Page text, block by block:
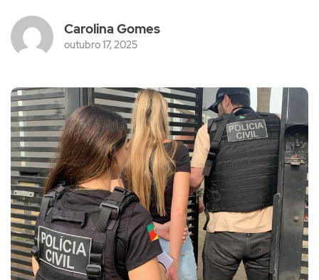
Carolina Gomes
outubro 17, 2025